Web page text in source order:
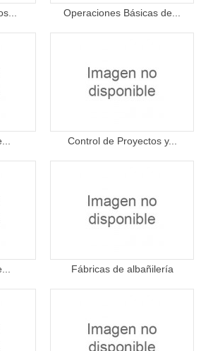
Operaciones Básicas de...
Control de Proyectos y...
Fábricas de albañilería